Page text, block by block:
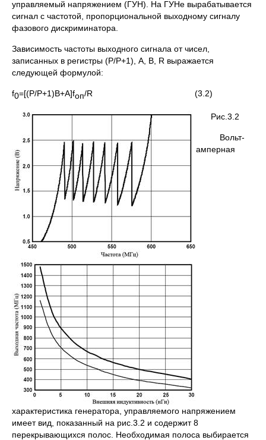
управляемый напряжением (ГУН). На ГУНе вырабатывается
сигнал с частотой, пропорциональной выходному сигналу
фазового дискриминатора.
Зависимость частоты выходного сигнала от чисел,
записанных в регистры (P/P+1), A, B, R выражается
следующей формулой:
f0=[(P/P+1)B+A]fоп/R (3.2)
Рис.3.2
Вольт-
амперная
характеристика генератора, управляемого напряжением
имеет вид, показанный на рис.3.2 и содержит 8
перекрывающихся полос. Необходимая полоса выбирается